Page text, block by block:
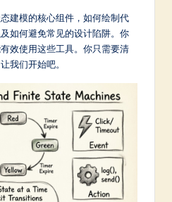
建模的核心组件，如何绘制代
如何避免常见的设计陷阱。你
效使用这些工具。你只需要清
我们开始吧。